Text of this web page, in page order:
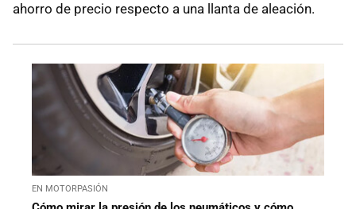
ahorro de precio respecto a una llanta de aleación.
EN MOTORPASIÓN